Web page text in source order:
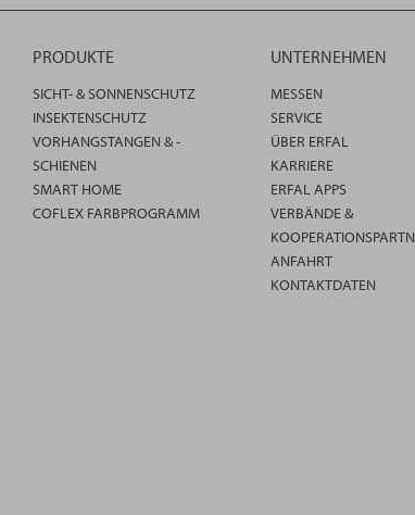
PRODUKTE
SICHT- & SONNENSCHUTZ
INSEKTENSCHUTZ
VORHANGSTANGEN & -
SCHIENEN
SMART HOME
COFLEX FARBPROGRAMM
UNTERNEHMEN
MESSEN
SERVICE
ÜBER ERFAL
KARRIERE
ERFAL APPS
VERBÄNDE &
ANFAHRT
KONTAKTDATEN